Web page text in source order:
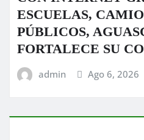
ESCUELAS,
PÚBLICOS,
FORTALECE SU
admin Ago 6, 2026